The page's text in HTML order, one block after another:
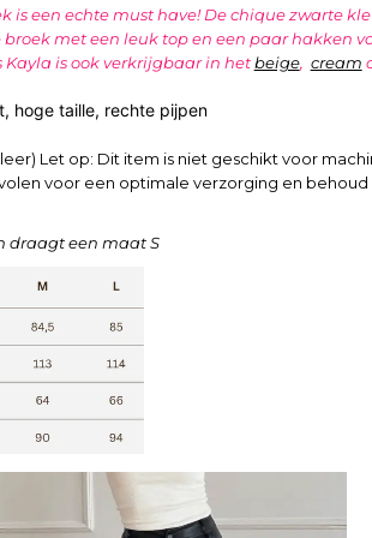
is een echte must have! De chique zwarte
met een leuk top en een paar hakken
Kayla is ook verkrijgbaar in het beige, cream
hoge taille, rechte pijpen
Let op: Dit item is niet geschikt voor
voor een optimale verzorging en behoud
draagt een maat S